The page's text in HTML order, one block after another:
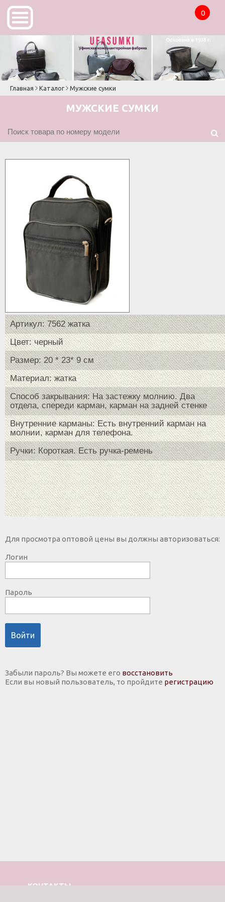
Главная Каталог Мужские сумки
МУЖСКИЕ СУМКИ
Артикул: 7562 жатка
Цвет: черный
Размер: 20 * 23* 9 см
Материал: жатка
Способ закрывания: На застежку молнию. Два
отдела, спереди карман, карман на задней стенке
Внутренние карманы: Есть внутренний карман на
молнии, карман для телефона.
Ручки: Короткая. Есть ручка-ремень
Для просмотра оптовой цены вы должны авторизоваться:
Логин
Пароль
Войти
Забыли пароль? Вы можете его восстановить
Если вы новый пользователь, то пройдите регистрацию
КОНТАКТЫ